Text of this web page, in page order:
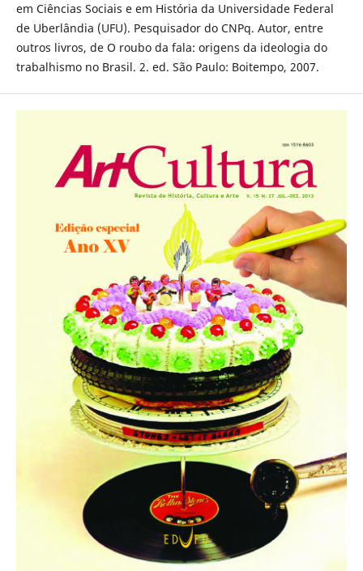
em Ciências Sociais e em História da Universidade Federal
de Uberlândia (UFU). Pesquisador do CNPq. Autor, entre
outros livros, de O roubo da fala: origens da ideologia do
trabalhismo no Brasil. 2. ed. São Paulo: Boitempo, 2007.